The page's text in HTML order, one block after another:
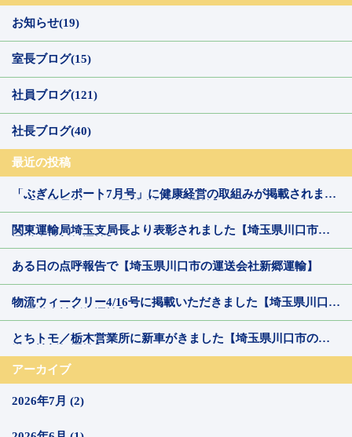
お知らせ(19)
室長ブログ(15)
社員ブログ(121)
社長ブログ(40)
最近の投稿
「ぶぎんレポート7月号」に健康経営の取組みが掲載されまし
関東運輸局埼玉支局長より表彰されました【埼玉県川口市の
ある日の点呼報告で【埼玉県川口市の運送会社新郷運輸】
物流ウィークリー4/16号に掲載いただきました【埼玉県川口市
とちトモ／栃木営業所に新車がきました【埼玉県川口市の運
アーカイブ
2026年7月 (2)